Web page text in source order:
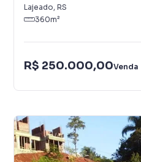
Lajeado, RS
360m²
R$ 250.000,00Venda